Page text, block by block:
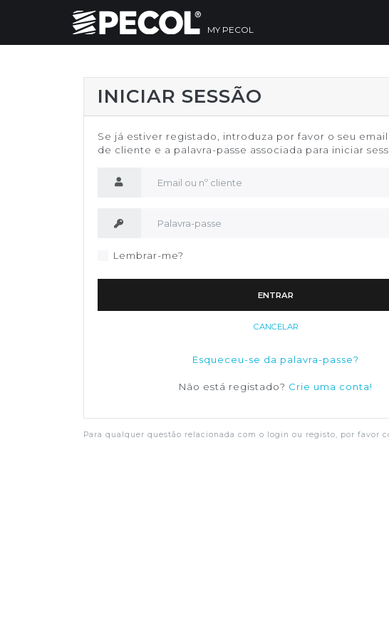
MY PECOL
INICIAR SESSÃO
Se já estiver registado, introduza por favor o seu
de cliente e a palavra-passe associada para iniciar
Lembrar-me?
ENTRAR
CANCELAR
Esqueceu-se da palavra-passe?
Não está registado? Crie uma conta!
Para qualquer questão relacionada com o login ou registo, por favor